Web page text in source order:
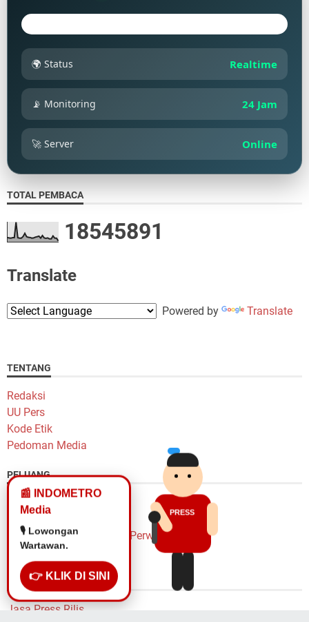
📰 INDOMETRO
Media
📰 Akurat Faktual
Realistis.
👉 KLIK DI SINI
PRESS
🌍 Status Realtime
📡 Monitoring 24 Jam
🚀 Server Online
TOTAL PEMBACA
18545891
Translate
Powered by Translate
TENTANG
Redaksi
UU Pers
Kode Etik
Pedoman Media
PELUANG
Peluang Karir
Lowongan Kepala Biro & Perwakilan
Penulis Freelance
LAYANAN
Jasa Press Rilis